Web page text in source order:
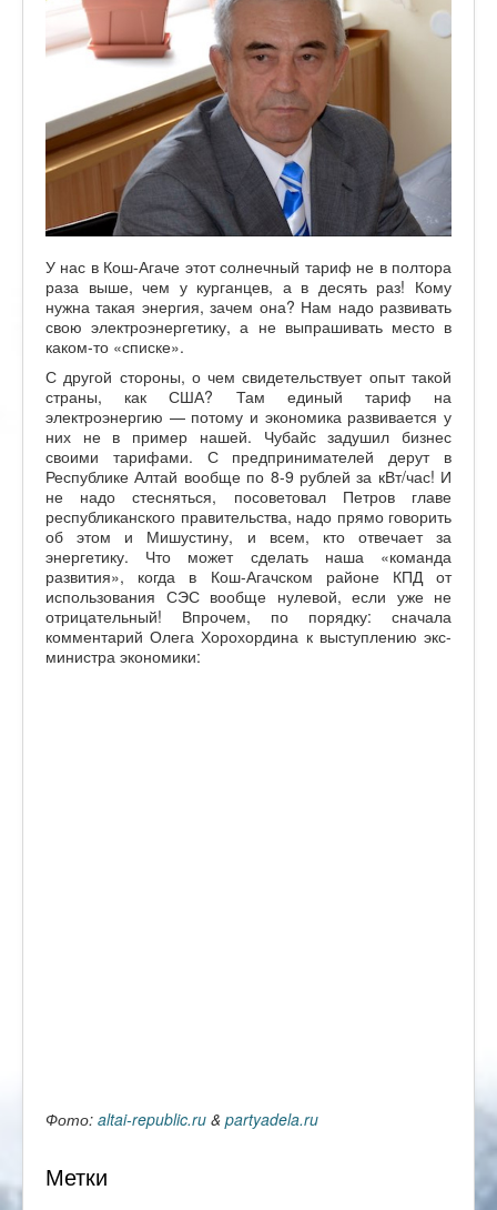
У нас в Кош-Агаче этот солнечный тариф не в полтора
раза выше, чем у курганцев, а в десять раз! Кому
нужна такая энергия, зачем она? Нам надо развивать
свою электроэнергетику, а не выпрашивать место в
каком-то «списке».
С другой стороны, о чем свидетельствует опыт такой
страны, как США? Там единый тариф на
электроэнергию — потому и экономика развивается у
них не в пример нашей. Чубайс задушил бизнес
своими тарифами. С предпринимателей дерут в
Республике Алтай вообще по 8-9 рублей за кВт/час! И
не надо стесняться, посоветовал Петров главе
республиканского правительства, надо прямо говорить
об этом и Мишустину, и всем, кто отвечает за
энергетику. Что может сделать наша «команда
развития», когда в Кош-Агачском районе КПД от
использования СЭС вообще нулевой, если уже не
отрицательный! Впрочем, по порядку: сначала
комментарий Олега Хорохордина к выступлению экс-
министра экономики:
Фото: altai-republic.ru & partyadela.ru
Метки